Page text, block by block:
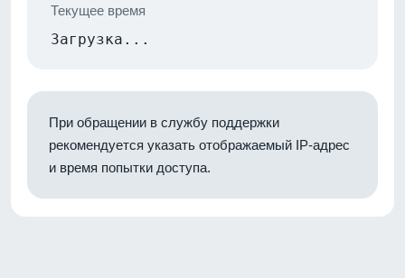
Текущее время
Загрузка...
При обращении в службу поддержки
рекомендуется указать отображаемый IP-адрес
и время попытки доступа.